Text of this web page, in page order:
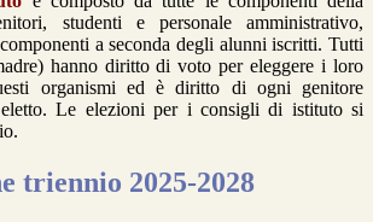
studenti e personale amministrativo,
a seconda degli alunni iscritti. Tutti
hanno diritto di voto per eleggere i loro
organismi ed è diritto di ogni genitore
eletto. Le elezioni per i consigli di istituto si
triennio 2025-2028